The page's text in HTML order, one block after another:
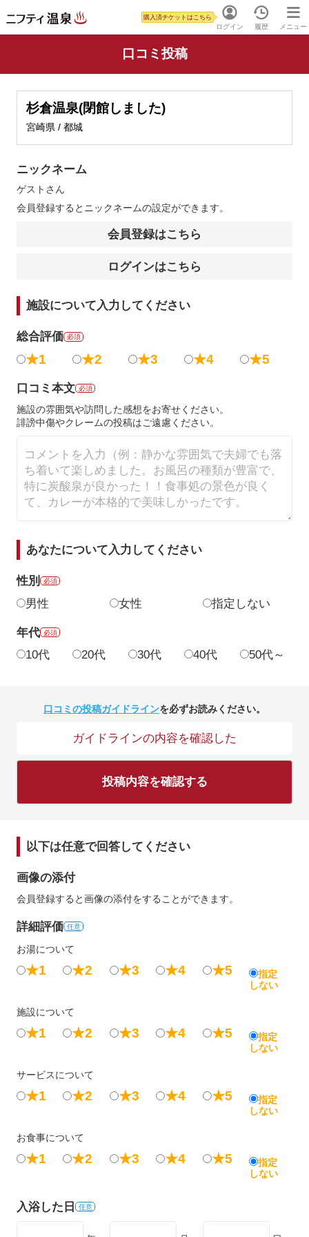
ログイン
購入済チケットはこちら
履歴 メニュー
口コミ投稿
杉倉温泉(閉館しました)
宮崎県 / 都城
ニックネーム
ゲスト さん
会員登録するとニックネームの設定ができます。
会員登録はこちら
ログインはこちら
施設について入力してください
総合評価 必須
★1 ★2 ★3 ★4 ★5
口コミ本文 必須
施設の雰囲気や訪問した感想をお寄せください。
誹謗中傷やクレームの投稿はご遠慮ください。
あなたについて入力してください
性別 必須
男性 女性 指定しない
年代 必須
10代 20代 30代 40代 50代～
口コミの投稿ガイドラインを必ずお読みください。
ガイドラインの内容を確認した
投稿内容を確認する
以下は任意で回答してください
画像の添付
会員登録すると画像の添付をすることができます。
詳細評価 任意
お湯について
★1 ★2 ★3 ★4 ★5
指定
しない
施設について
★1 ★2 ★3 ★4 ★5
指定
しない
サービスについて
★1 ★2 ★3 ★4 ★5
指定
しない
お食事について
★1 ★2 ★3 ★4 ★5
指定
しない
入浴した日 任意